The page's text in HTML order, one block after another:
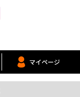
マイページ